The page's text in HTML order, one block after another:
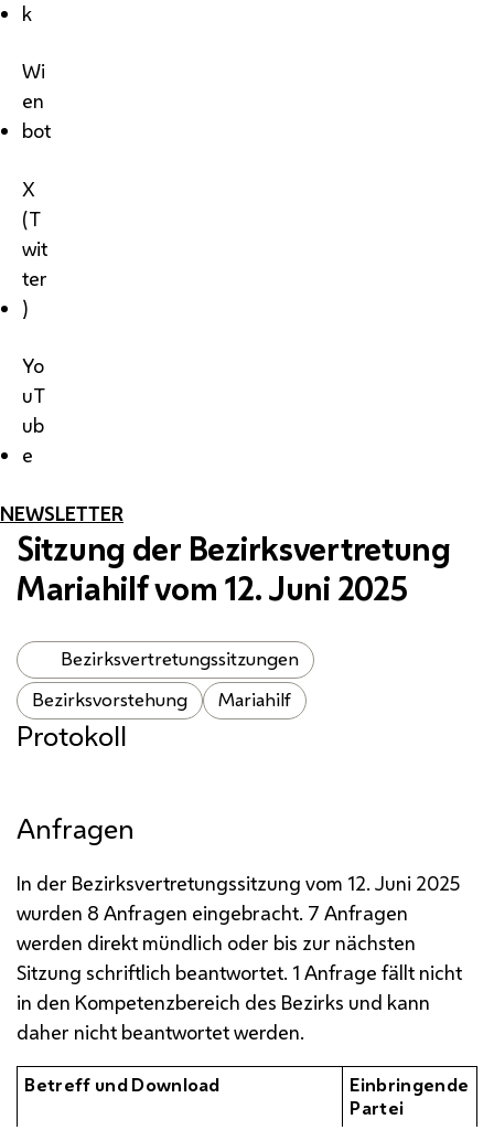
k
Wi
en
bot
X
(T
wit
ter
)
Yo
uT
ub
e
NEWSLETTER
Sitzung der Bezirksvertretung
Mariahilf vom 12. Juni 2025
Bezirksvertretungssitzungen
Bezirksvorstehung
Mariahilf
Protokoll
Anfragen
In der Bezirksvertretungssitzung vom 12. Juni 2025
wurden 8 Anfragen eingebracht. 7 Anfragen
werden direkt mündlich oder bis zur nächsten
Sitzung schriftlich beantwortet. 1 Anfrage fällt nicht
in den Kompetenzbereich des Bezirks und kann
daher nicht beantwortet werden.
Betreff und Download
Einbringende
Partei